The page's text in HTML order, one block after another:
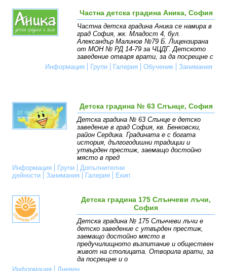
Частна детска градина Аника, София
Частна детска градина Аника се намира в
град София, жк. Младост 4, бул.
Александър Малинов №79 Б. Лицензирана
от МОН № РД 14-79 за ЧЦДГ. Детското
заведение отваря врати, за да посрещне с
Информация
Групи Галерия Обучение Занимания
Детска градина № 63 Слънце, София
Детска градина № 63 Слънце е детско
заведение в град София, кв. Бенковски,
район Сердика. Градината е с богата
история, дългогодишни традиции и
утвърден престиж, заемащо достойно
място в пред
Информация
Групи
Допълнителни
дейности
Занимания Галерия Екип
Детска градина 175 Слънчеви лъчи,
София
Детска градина № 175 Слънчеви лъчи e
детско заведение с утвърден престиж,
заемащо достойно място в
предучилищното възпитание и обществен
живот на столицата. Отворила врати, за
да посрещне и о
Информация
Дневен